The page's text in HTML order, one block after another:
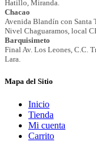
Mapa del Sitio
Inicio
Tienda
Mi cuenta
Carrito